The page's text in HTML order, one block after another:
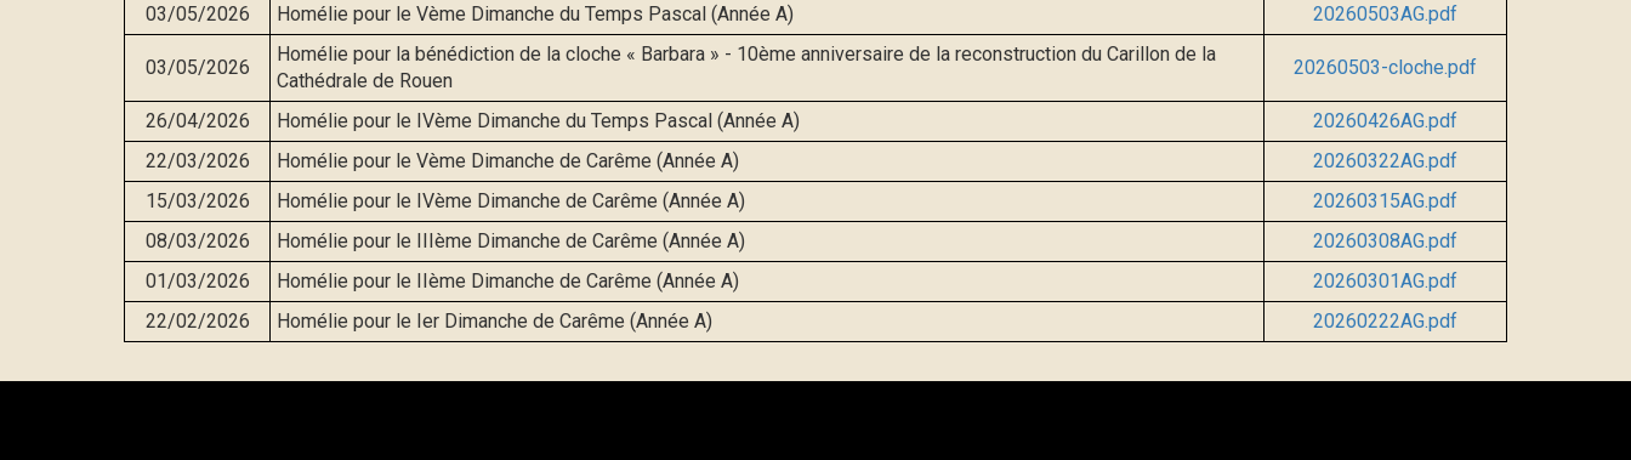
03/05/2026
Homélie pour le Vème Dimanche du Temps Pascal (Année A) 20260503AG.pdf
03/05/2026
Homélie pour la bénédiction de la cloche « Barbara » - 10ème anniversaire de la reconstruction du Carillon de la
Cathédrale de Rouen
20260503-cloche.pdf
26/04/2026 Homélie pour le IVème Dimanche du Temps Pascal (Année A)
20260426AG.pdf
22/03/2026
Homélie pour le Vème Dimanche de Carême (Année A)
20260322AG.pdf
15/03/2026
Homélie pour le IVème Dimanche de Carême (Année A)
20260315AG.pdf
08/03/2026
Homélie pour le IIIème Dimanche de Carême (Année A)
20260308AG.pdf
01/03/2026
Homélie pour le IIème Dimanche de Carême (Année A)
20260301AG.pdf
22/02/2026
Homélie pour le Ier Dimanche de Carême (Année A) 20260222AG.pdf